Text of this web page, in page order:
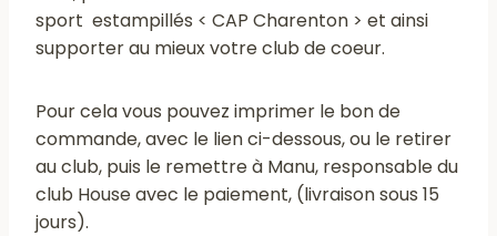
sport estampillés < CAP Charenton > et ainsi
supporter au mieux votre club de coeur.
Pour cela vous pouvez imprimer le bon de
commande, avec le lien ci-dessous, ou le retirer
au club, puis le remettre à Manu, responsable du
club House avec le paiement, (livraison sous 15
jours).